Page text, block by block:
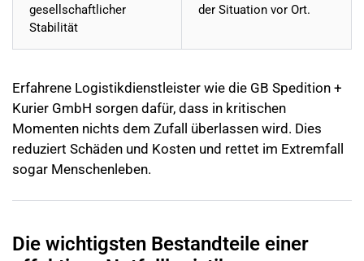
gesellschaftlicher
Stabilität
der Situation vor Ort.
Erfahrene Logistikdienstleister wie die GB Spedition +
Kurier GmbH sorgen dafür, dass in kritischen
Momenten nichts dem Zufall überlassen wird. Dies
reduziert Schäden und Kosten und rettet im Extremfall
sogar Menschenleben.
Die wichtigsten Bestandteile einer